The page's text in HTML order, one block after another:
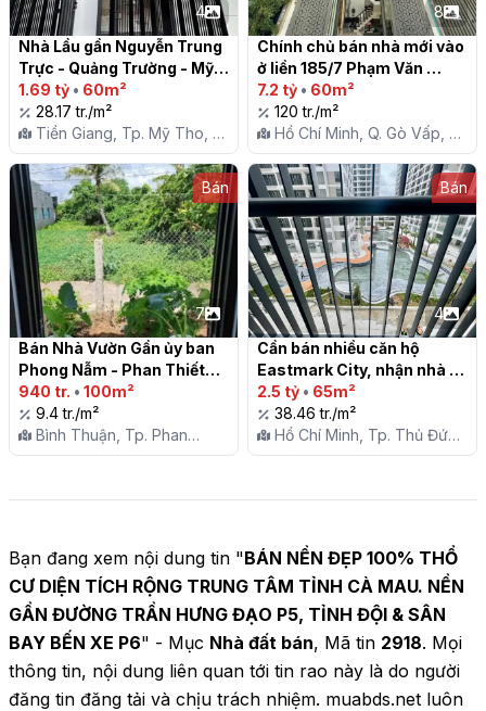
4
Nhà Lầu gần Nguyễn Trung
Trực - Quảng Trường - Mỹ
Tho
1.69 tỷ • 60m²
28.17 tr./m²
Tiền Giang, Tp. Mỹ Tho, X.
Mỹ Phong
8
Chính chủ bán nhà mới vào
ở liền 185/7 Phạm Văn
Chiêu, P14, Gò Vấp
7.2 tỷ • 60m²
120 tr./m²
Hồ Chí Minh, Q. Gò Vấp, P.
14
Bán
7
Bán Nhà Vườn Gần ủy ban
Phong Nẫm - Phan Thiết
940 tr. • 100m²
9.4 tr./m²
Bình Thuận, Tp. Phan
Thiết, X. Phong Nẫm
Bán
4
Cần bán nhiều căn hộ
Eastmark City, nhận nhà
ngay! 1-3PN, từ 63-100m2,
sổ hồng, mặt tiền vành đai
3!
2.5 tỷ • 65m²
38.46 tr./m²
Hồ Chí Minh, Tp. Thủ Đức,
P. Long Trường
Bạn đang xem nội dung tin "BÁN NỀN ĐẸP 100% THỔ
CƯ DIỆN TÍCH RỘNG TRUNG TÂM TỈNH CÀ MAU. NỀN
GẦN ĐƯỜNG TRẦN HƯNG ĐẠO P5, TỈNH ĐỘI & SÂN
BAY BẾN XE P6" - Mục Nhà đất bán, Mã tin 2918. Mọi
thông tin, nội dung liên quan tới tin rao này là do người
đăng tin đăng tải và chịu trách nhiệm. muabds.net luôn